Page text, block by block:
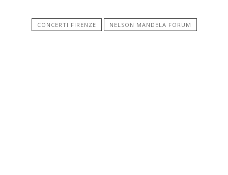
CONCERTI FIRENZE NELSON MANDELA FORUM